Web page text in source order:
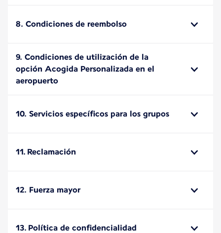
8. Condiciones de reembolso
9. Condiciones de utilización de la
opción Acogida Personalizada en el
aeropuerto
10. Servicios específicos para los grupos
11. Reclamación
12. Fuerza mayor
13. Política de confidencialidad